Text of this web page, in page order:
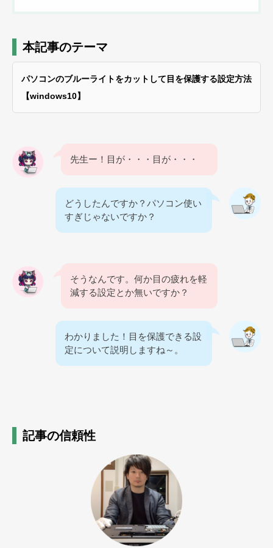
本記事のテーマ
パソコンのブルーライトをカットして目を保護する設定方法
【windows10】
先生ー！目が・・・目が・・・
どうしたんですか？パソコン使い
すぎじゃないですか？
そうなんです。何か目の疲れを軽
減する設定とか無いですか？
わかりました！目を保護できる設
定について説明しますね～。
記事の信頼性